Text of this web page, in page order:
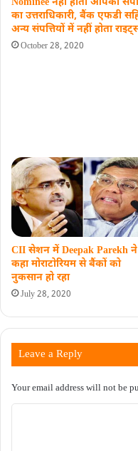
का उत्तराधिकारी, बैंक एफडी
अन्य संपत्तियों में नहीं होता
October 28, 2020
CII सेशन में Deepak Parekh ने
कहा मोराटोरियम से बैंकों को
नुकसान हो रहा
July 28, 2020
Leave a Reply
Your email address will not be